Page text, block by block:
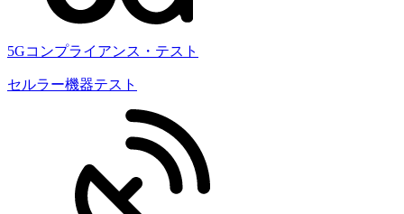
5Gコンプライアンス・テスト
セルラー機器テスト